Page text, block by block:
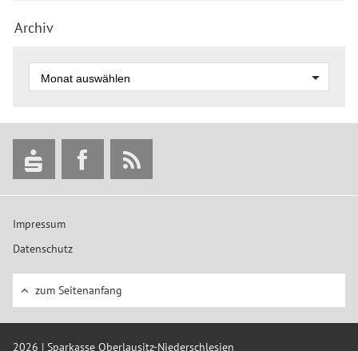
Archiv
Impressum
Datenschutz
zum Seitenanfang
2026 | Sparkasse Oberlausitz-Niederschlesien